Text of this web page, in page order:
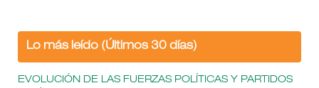
Lo más leído (Últimos 30 días)
EVOLUCIÓN DE LAS FUERZAS POLÍTICAS Y PARTIDOS